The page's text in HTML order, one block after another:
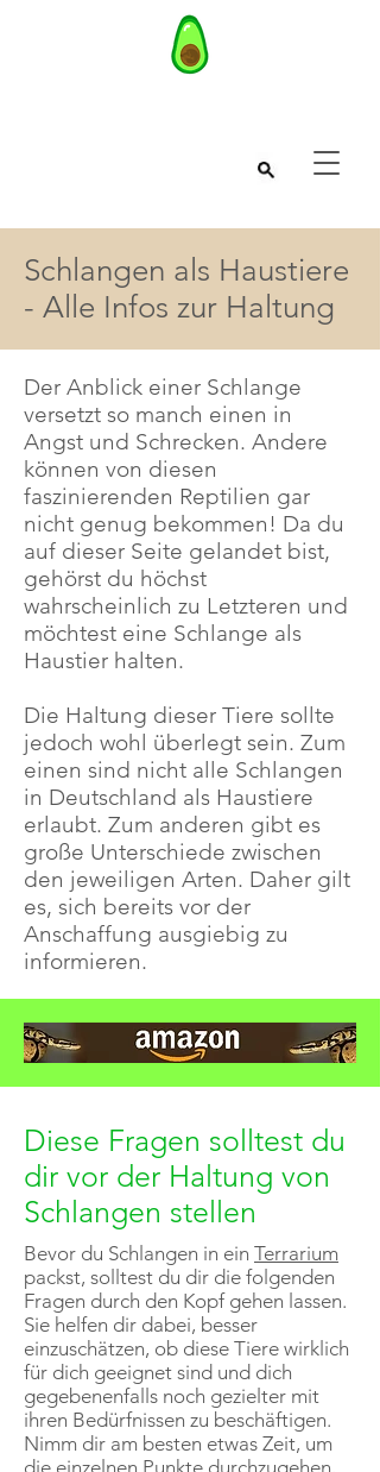
Schlangen als Haustiere
- Alle Infos zur Haltung
Der Anblick einer Schlange
versetzt so manch einen in
Angst und Schrecken. Andere
können von diesen
faszinierenden Reptilien gar
nicht genug bekommen! Da du
auf dieser Seite gelandet bist,
gehörst du höchst
wahrscheinlich zu Letzteren und
möchtest eine Schlange als
Haustier halten.
Die Haltung dieser Tiere sollte
jedoch wohl überlegt sein. Zum
einen sind nicht alle Schlangen
in Deutschland als Haustiere
erlaubt. Zum anderen gibt es
große Unterschiede zwischen
den jeweiligen Arten. Daher gilt
es, sich bereits vor der
Anschaffung ausgiebig zu
informieren.
Diese Fragen solltest du
dir vor der Haltung von
Schlangen stellen
Bevor du Schlangen in ein Terrarium
packst, solltest du dir die folgenden
Fragen durch den Kopf gehen lassen.
Sie helfen dir dabei, besser
einzuschätzen, ob diese Tiere wirklich
für dich geeignet sind und dich
gegebenenfalls noch gezielter mit
ihren Bedürfnissen zu beschäftigen.
Nimm dir am besten etwas Zeit, um
die einzelnen Punkte durchzugehen.